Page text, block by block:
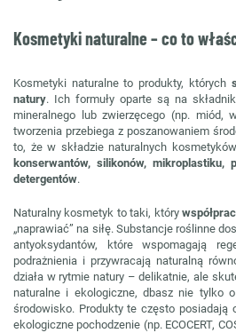
Kosmetyki naturalne – co to
Kosmetyki naturalne to produkty, których
natury. Ich formuły oparte są na
mineralnego lub zwierzęcego (np. miód,
tworzenia przebiega z poszanowaniem
to, że w składzie naturalnych kosmetyków
konserwantów, silikonów, mikroplastiku,
detergentów.
Naturalny kosmetyk to taki, który
„naprawiać” na siłę. Substancje roślinne
antyoksydantów, które wspomagają
podrażnienia i przywracają naturalną
działa w rytmie natury – delikatnie, ale
naturalne i ekologiczne, dbasz nie tylko
środowisko. Produkty te często posiadają
ekologiczne pochodzenie (np. ECOCERT,